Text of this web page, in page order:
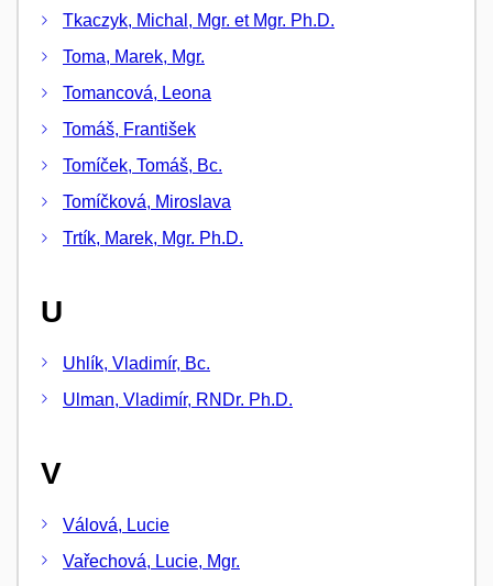
Tkaczyk, Michal, Mgr. et Mgr. Ph.D.
Toma, Marek, Mgr.
Tomancová, Leona
Tomáš, František
Tomíček, Tomáš, Bc.
Tomíčková, Miroslava
Trtík, Marek, Mgr. Ph.D.
U
Uhlík, Vladimír, Bc.
Ulman, Vladimír, RNDr. Ph.D.
V
Válová, Lucie
Vařechová, Lucie, Mgr.